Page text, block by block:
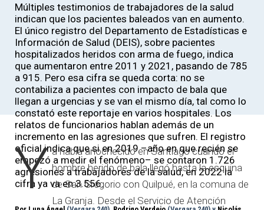
Múltiples testimonios de trabajadores de la salud
indican que los pacientes baleados van en aumento.
El único registro del Departamento de Estadísticas e
Información de Salud (DEIS), sobre pacientes
hospitalizados heridos con arma de fuego, indica
que aumentaron entre 2011 y 2021, pasando de 785
a 915. Pero esa cifra se queda corta: no se
contabiliza a pacientes con impacto de bala que
llegan a urgencias y se van el mismo día, tal como lo
constató este reportaje en varios hospitales. Los
relatos de funcionarios hablan además de un
incremento en las agresiones que sufren. El registro
oficial indica que si en 2019 –año en que recién se
empezó a medir el fenómeno– se contaron 1.726
agresiones a trabajadores de la salud, en 2022 la
cifra ya va en 3.556.
Y a había anochecido en Santiago cuando el
hombre herido de bala llegó hasta la esquina
de San Gregorio con Quilpué, en la comuna de
La Granja. Desde el Servicio de Atención